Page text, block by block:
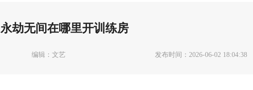
永劫无间在哪里开训练房
编辑：文艺 发布时间：2026-06-02 18:04:38